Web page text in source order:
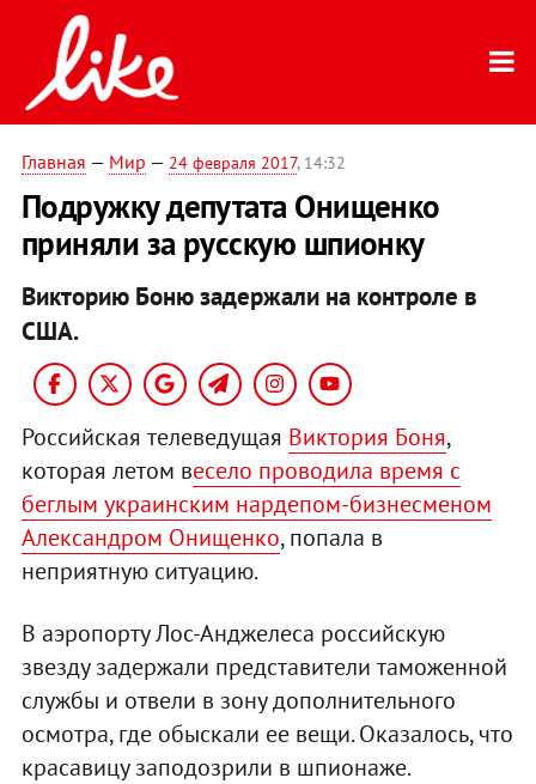
Главная — Мир — 24 февраля 2017, 14:32
Подружку депутата Онищенко
приняли за русскую шпионку
Викторию Боню задержали на контроле в
США.
Российская телеведущая Виктория Боня,
которая летом весело проводила время с
беглым украинским нардепом-бизнесменом
Александром Онищенко, попала в
неприятную ситуацию.
В аэропорту Лос-Анджелеса российскую
звезду задержали представители таможенной
службы и отвели в зону дополнительного
осмотра, где обыскали ее вещи. Оказалось, что
красавицу заподозрили в шпионаже.